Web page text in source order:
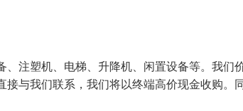
注塑机、电梯、升降机、闲置设备等。我们
与我们联系，我们将以终端高价现金收购。